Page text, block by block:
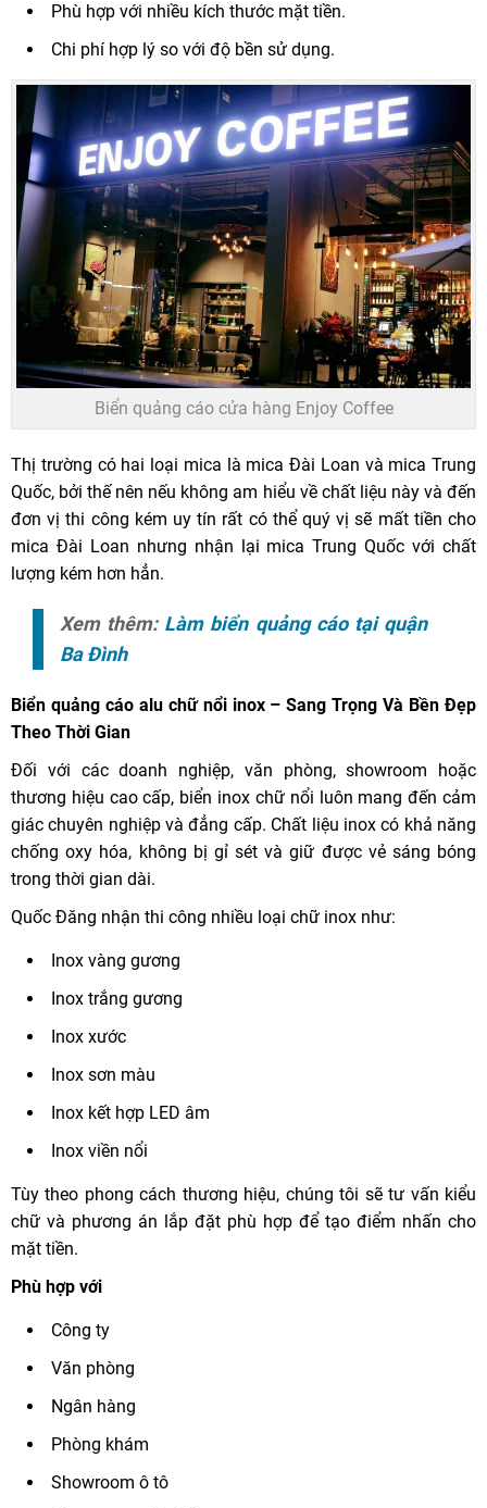
Phù hợp với nhiều kích thước mặt tiền.
Chi phí hợp lý so với độ bền sử dụng.
Biển quảng cáo cửa hàng Enjoy Coffee
Thị trường có hai loại mica là mica Đài Loan và mica Trung
Quốc, bởi thế nên nếu không am hiểu về chất liệu này và đến
đơn vị thi công kém uy tín rất có thể quý vị sẽ mất tiền cho
mica Đài Loan nhưng nhận lại mica Trung Quốc với chất
lượng kém hơn hẳn.
Xem thêm: Làm biển quảng cáo tại quận
Ba Đình
Biển quảng cáo alu chữ nổi inox – Sang Trọng Và Bền Đẹp
Theo Thời Gian
Đối với các doanh nghiệp, văn phòng, showroom hoặc
thương hiệu cao cấp, biển inox chữ nổi luôn mang đến cảm
giác chuyên nghiệp và đẳng cấp. Chất liệu inox có khả năng
chống oxy hóa, không bị gỉ sét và giữ được vẻ sáng bóng
trong thời gian dài.
Quốc Đăng nhận thi công nhiều loại chữ inox như:
Inox vàng gương
Inox trắng gương
Inox xước
Inox sơn màu
Inox kết hợp LED âm
Inox viền nổi
Tùy theo phong cách thương hiệu, chúng tôi sẽ tư vấn kiểu
chữ và phương án lắp đặt phù hợp để tạo điểm nhấn cho
mặt tiền.
Phù hợp với
Công ty
Văn phòng
Ngân hàng
Phòng khám
Showroom ô tô